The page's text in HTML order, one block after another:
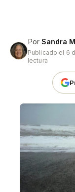
Por Sandra
Publicado el 6
lectura